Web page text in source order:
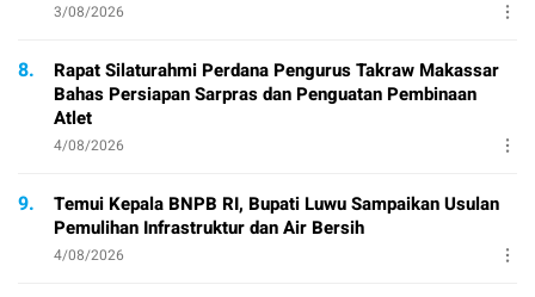
3/08/2026
8.
Rapat Silaturahmi Perdana Pengurus Takraw Makassar
Bahas Persiapan Sarpras dan Penguatan Pembinaan
Atlet
4/08/2026
9.
Temui Kepala BNPB RI, Bupati Luwu Sampaikan Usulan
Pemulihan Infrastruktur dan Air Bersih
4/08/2026